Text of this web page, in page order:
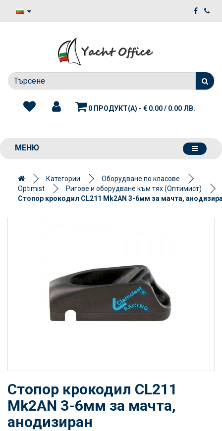
0 ПРОДУКТ(А) - € 0.00 / 0.00 ЛВ.
МЕНЮ
Категории
Оборудване по класове
Optimist
Ригове и оборудване към тях (Оптимист)
Стопор крокодил CL211 Mk2AN 3-6мм за мачта,
Стопор крокодил CL211
Mk2AN 3-6мм за мачта,
анодизиран